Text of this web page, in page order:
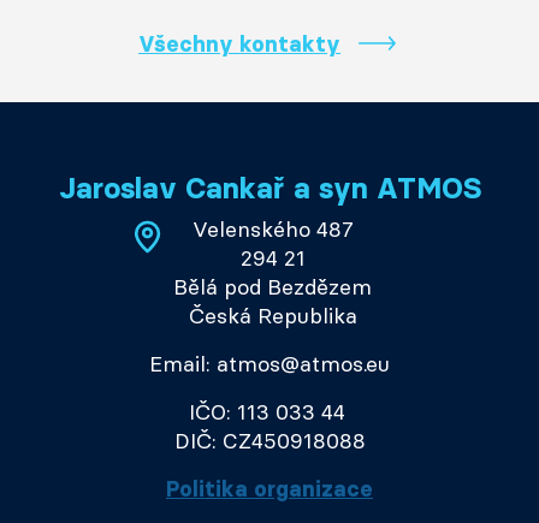
Všechny kontakty
Jaroslav Cankař a syn ATMOS
Velenského 487
294 21
Bělá pod Bezdězem
Česká Republika
Email: atmos@atmos.eu
IČO: 113 033 44
DIČ: CZ450918088
Politika organizace